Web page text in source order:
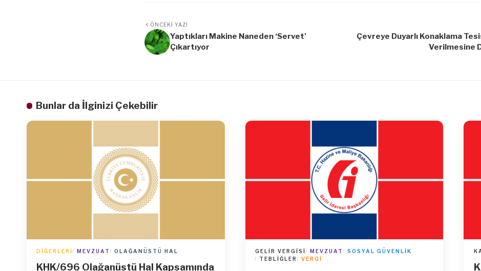
ÖNCEKI YAZI
Yaptıkları Makine Naneden ‘Servet’
Çıkartıyor
Çevreye Duyarlı Konaklama
Verilmesine
Bunlar da İlginizi Çekebilir
DIĞERLERI MEVZUAT OLAĞANÜSTÜ HAL
KHK/696 Olağanüstü Hal Kapsamında
GELIR VERGISI MEVZUAT
SOSYAL GÜVENLIK
TEBLIĞLER
VERGI